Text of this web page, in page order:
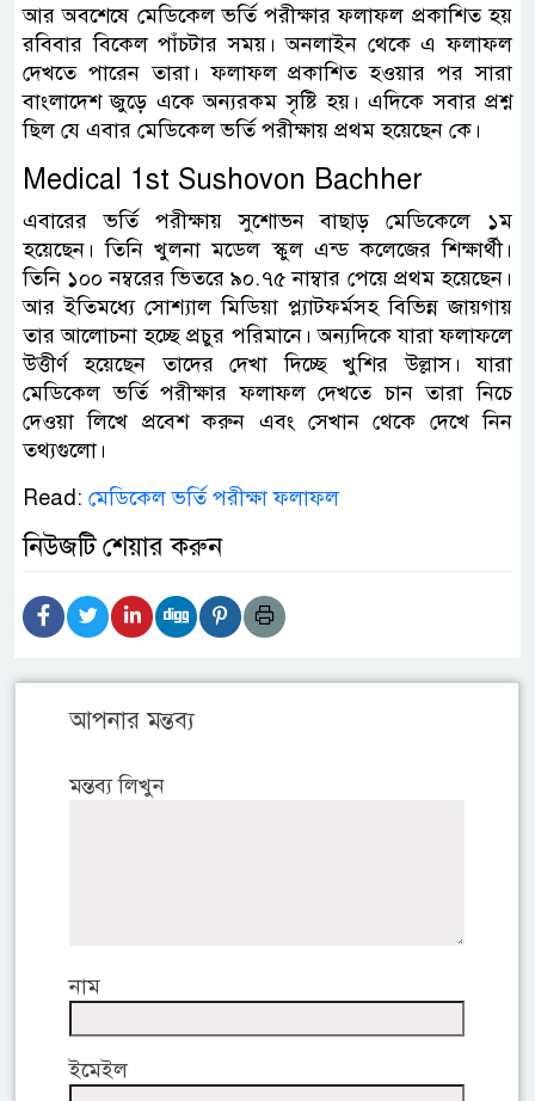
আর অবশেষে মেডিকেল ভর্তি পরীক্ষার ফলাফল প্রকাশিত হয়
রবিবার বিকেল পাঁচটার সময়। অনলাইন থেকে এ ফলাফল
দেখতে পারেন তারা। ফলাফল প্রকাশিত হওয়ার পর সারা
বাংলাদেশ জুড়ে একে অন্যরকম সৃষ্টি হয়। এদিকে সবার প্রশ্ন
ছিল যে এবার মেডিকেল ভর্তি পরীক্ষায় প্রথম হয়েছেন কে।
Medical 1st Sushovon Bachher
এবারের ভর্তি পরীক্ষায় সুশোভন বাছাড় মেডিকেলে ১ম
হয়েছেন। তিনি খুলনা মডেল স্কুল এন্ড কলেজের শিক্ষার্থী।
তিনি ১০০ নম্বরের ভিতরে ৯০.৭৫ নাম্বার পেয়ে প্রথম হয়েছেন।
আর ইতিমধ্যে সোশ্যাল মিডিয়া প্ল্যাটফর্মসহ বিভিন্ন জায়গায়
তার আলোচনা হচ্ছে প্রচুর পরিমানে। অন্যদিকে যারা ফলাফলে
উত্তীর্ণ হয়েছেন তাদের দেখা দিচ্ছে খুশির উল্লাস। যারা
মেডিকেল ভর্তি পরীক্ষার ফলাফল দেখতে চান তারা নিচে
দেওয়া লিখে প্রবেশ করুন এবং সেখান থেকে দেখে নিন
তথ্যগুলো।
Read: মেডিকেল ভর্তি পরীক্ষা ফলাফল
নিউজটি শেয়ার করুন
আপনার মন্তব্য
মন্তব্য লিখুন
নাম
ইমেইল